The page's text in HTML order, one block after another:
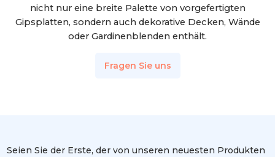
nicht nur eine breite Palette von vorgefertigten
Gipsplatten, sondern auch dekorative Decken, Wände
oder Gardinenblenden enthält.
Fragen Sie uns
Seien Sie der Erste, der von unseren neuesten Produkten